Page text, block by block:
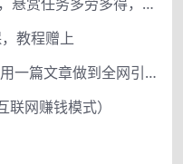
教程赠上
网创公众号个人ip项目，仅用一篇文章做到全网引流！
网赚钱模式）